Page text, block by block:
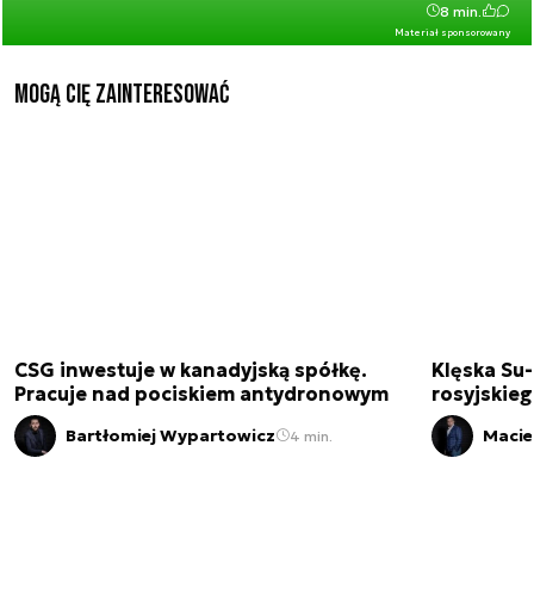
Materiał sponsorowany
8 min.
Mogą Cię zainteresować
CSG inwestuje w kanadyjską spółkę.
Pracuje nad pociskiem antydronowym
Bartłomiej Wypartowicz 4 min.
Klęska